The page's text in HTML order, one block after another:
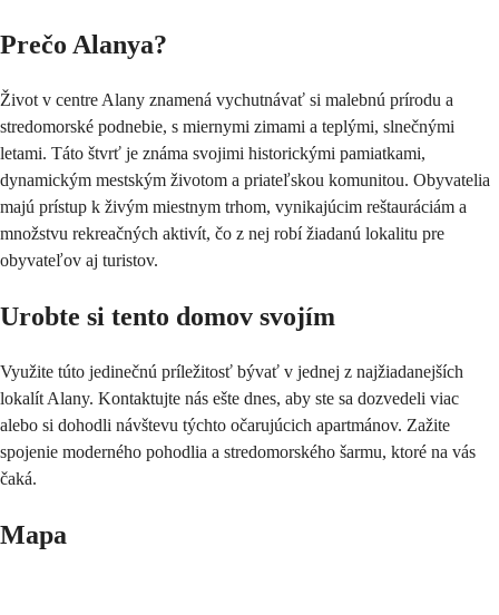
Prečo Alanya?
Život v centre Alany znamená vychutnávať si malebnú prírodu a
stredomorské podnebie, s miernymi zimami a teplými, slnečnými
letami. Táto štvrť je známa svojimi historickými pamiatkami,
dynamickým mestským životom a priateľskou komunitou. Obyvatelia
majú prístup k živým miestnym trhom, vynikajúcim reštauráciám a
množstvu rekreačných aktivít, čo z nej robí žiadanú lokalitu pre
obyvateľov aj turistov.
Urobte si tento domov svojím
Využite túto jedinečnú príležitosť bývať v jednej z najžiadanejších
lokalít Alany. Kontaktujte nás ešte dnes, aby ste sa dozvedeli viac
alebo si dohodli návštevu týchto očarujúcich apartmánov. Zažite
spojenie moderného pohodlia a stredomorského šarmu, ktoré na vás
čaká.
Mapa